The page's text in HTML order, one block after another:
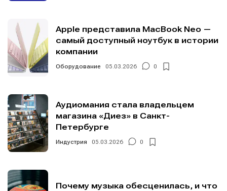
Apple представила MacBook Neo —
самый доступный ноутбук в истории
компании
Оборудование 05.03.2026 0
Аудиомания стала владельцем
магазина «Диез» в Санкт-
Петербурге
Индустрия 05.03.2026 0
Почему музыка обесценилась, и что